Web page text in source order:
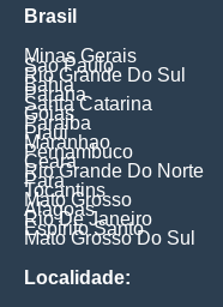
Brasil
Minas Gerais
Sao Paulo
Rio Grande Do Sul
Bahia
Parana
Santa Catarina
Goias
Paraiba
Piaui
Maranhao
Pernambuco
Ceara
Rio Grande Do Norte
Para
Tocantins
Mato Grosso
Alagoas
Rio De Janeiro
Espirito Santo
Mato Grosso Do Sul
Localidade: